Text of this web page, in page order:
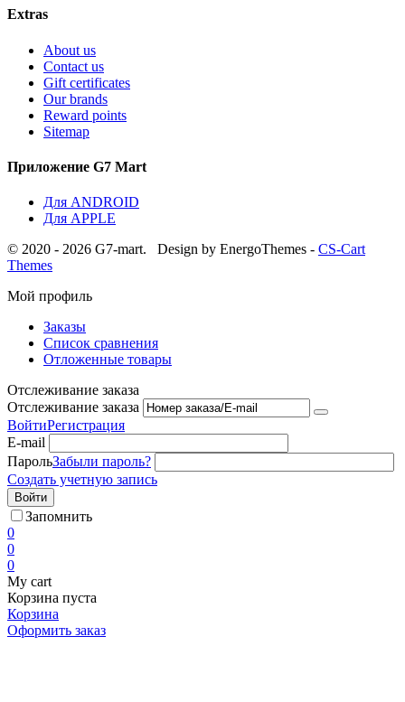
Extras
About us
Contact us
Gift certificates
Our brands
Reward points
Sitemap
Приложение G7 Mart
Для ANDROID
Для APPLE
© 2020 - 2026 G7-mart. Design by EnergoThemes - CS-Cart
Themes
Мой профиль
Заказы
Список сравнения
Отложенные товары
Отслеживание заказа
Отслеживание заказа
ВойтиРегистрация
E-mail
ПарольЗабыли пароль?
Создать учетную запись
Войти
Запомнить
0
0
0
My cart
Корзина пуста
Корзина
Оформить заказ